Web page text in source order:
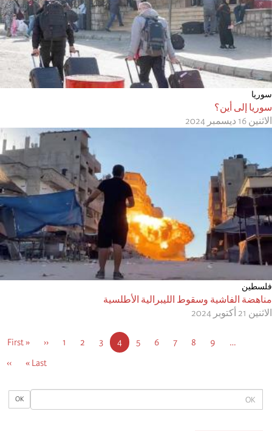
OK
OK
سوريا
سوريا إلى أين؟
الاثنين 16 ديسمبر 2024
فلسطين
مناهضة الفاشية وسقوط الليبرالية الأطلسية
الاثنين 21 أكتوبر 2024
First
« First
Previous
‹‹
الصفحة1
الصفحة
2
الصفحة
3
Current
page
4
الصفحة
5
الصفحة
6
الصفحة
7
الصفحة
8
الصفحة
9
…
››
Last
Last »